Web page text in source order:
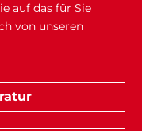
auf das für Sie
von unseren